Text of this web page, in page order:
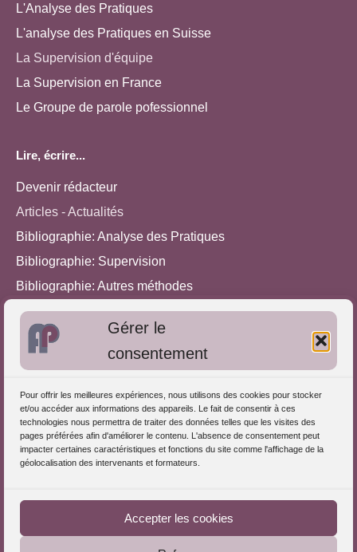
Gérer le
consentement
Pour offrir les meilleures expériences, nous utilisons des cookies pour stocker
et/ou accéder aux informations des appareils. Le fait de consentir à ces
technologies nous permettra de traiter des données telles que les visites des
pages préférées afin d'améliorer le contenu. L'absence de consentement peut
impacter certaines caractéristiques et fonctions du site comme l'affichage de la
géolocalisation des intervenants et formateurs.
Accepter les cookies
L'Analyse des Pratiques
L'analyse des Pratiques en Suisse
La Supervision d'équipe
La Supervision en France
Le Groupe de parole pofessionnel
Lire, écrire...
Devenir rédacteur
Articles - Actualités
Bibliographie: Analyse des Pratiques
Bibliographie: Supervision
Bibliographie: Autres méthodes
Approches de l'Analyse des pratiques
Autres informations
S'inscrire dans l'Annuaire
Publiez vos formations
Charte déontologique
Références d'intervention
Téléchargez le Guide